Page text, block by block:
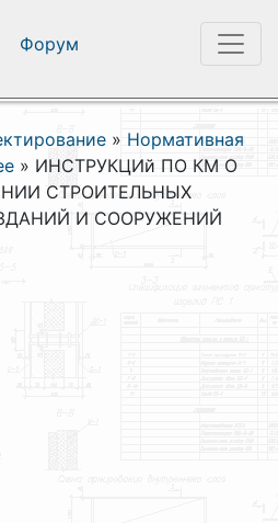
Форум
» Нормативная
» ИНСТРУКЦИй ПО КМ О
СТРОИТЕЛЬНЫХ
И СООРУЖЕНИЙ